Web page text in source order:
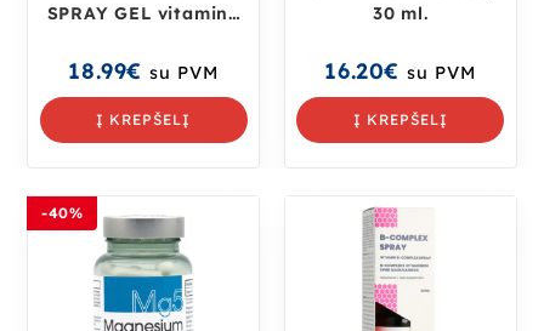
SPRAY GEL vitaminų
ml.
18.99€ su PVM
Į KREPŠELĮ
30 ml.
16.20€ su PVM
Į KREPŠELĮ
-40%